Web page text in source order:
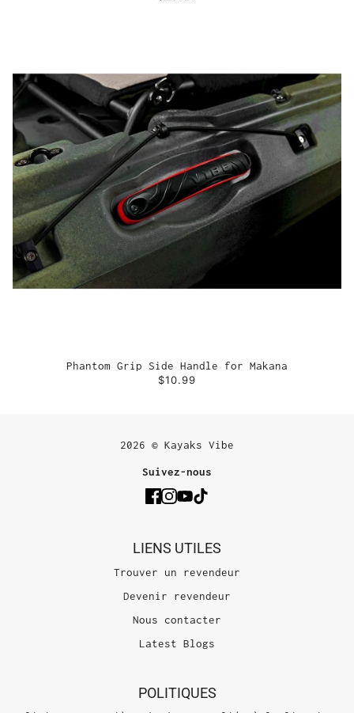
Phantom Grip Side Handle for Makana
$10.99
2026 © Kayaks Vibe
Suivez-nous
LIENS UTILES
Trouver un revendeur
Devenir revendeur
Nous contacter
Latest Blogs
POLITIQUES